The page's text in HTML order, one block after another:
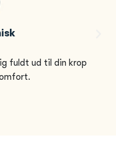
fuldt ud til din krop